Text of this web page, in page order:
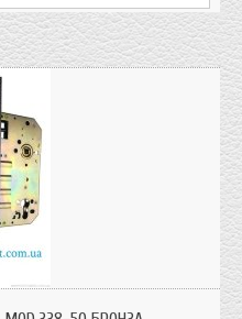
производителя.